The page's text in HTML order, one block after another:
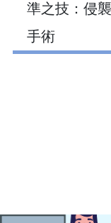
準之技：侵
手術